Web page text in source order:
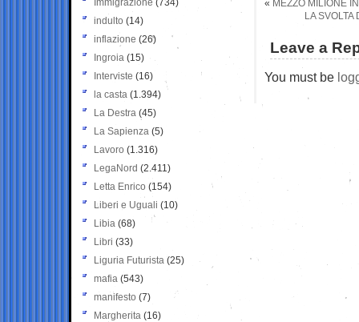
« MEZZO MILIONE
LA
Leave a
You must be
Immigrazione (734)
indulto (14)
inflazione (26)
Ingroia (15)
Interviste (16)
la casta (1.394)
La Destra (45)
La Sapienza (5)
Lavoro (1.316)
LegaNord (2.411)
Letta Enrico (154)
Liberi e Uguali (10)
Libia (68)
Libri (33)
Liguria Futurista (25)
mafia (543)
manifesto (7)
Margherita (16)